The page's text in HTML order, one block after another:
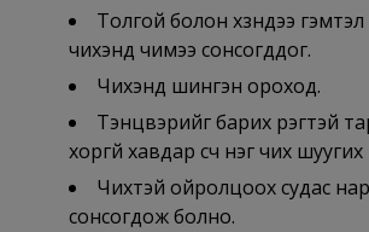
Толгой болон хүзүүндээ
чихэнд чимээ сонсогддог.
Чихэнд шингэн ороход.
Тэнцвэрийг барих үүрэгтэй
хоргүй хавдар үүсч нэг чих
Чихтэй ойролцоох судас
сонсогдож болно.